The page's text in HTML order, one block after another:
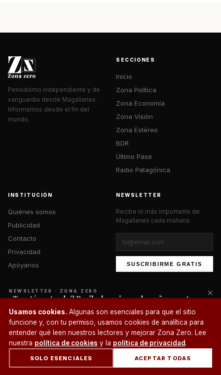
Periodismo independiente y de
vanguardia desde Magallanes.
Informamos desde el fin del
mundo.
SECCIONES
Inicio
Zona Política
Zona Economía
Zona Visión
Zona Estéreo
BDR
Último Pase
Radio Patagónica
INSTITUCIÓN
Quiénes somos
Publicidad
Contacto
Privacidad
Apóyanos
NEWSLETTER
Recibe lo más importante de
Magallanes cada mañana.
SUSCRIBIRME GRATIS
© 2026 Zona Zero Media. Todos los derechos reservados.
Usamos cookies. Algunas son esenciales para que el sitio
funcione y, con tu permiso, usamos cookies de analítica para
entender qué leen nuestros lectores y mejorar Zona Zero. Lee
nuestra política de cookies y la política de privacidad.
SOLO ESENCIALES ACEPTAR TODAS
¿Un café?
INICIO SECCIONES BUSCAR CUENTA
NEWSLETTER · ZONA ZERO
¿Te está gustando? Recibe lo mejor cada mañana en tu
correo.
SUSCRIBIRME
×